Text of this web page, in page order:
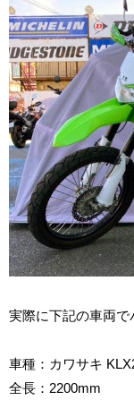
実際に下記の車両で
車種：カワサキ
全長：2200mm